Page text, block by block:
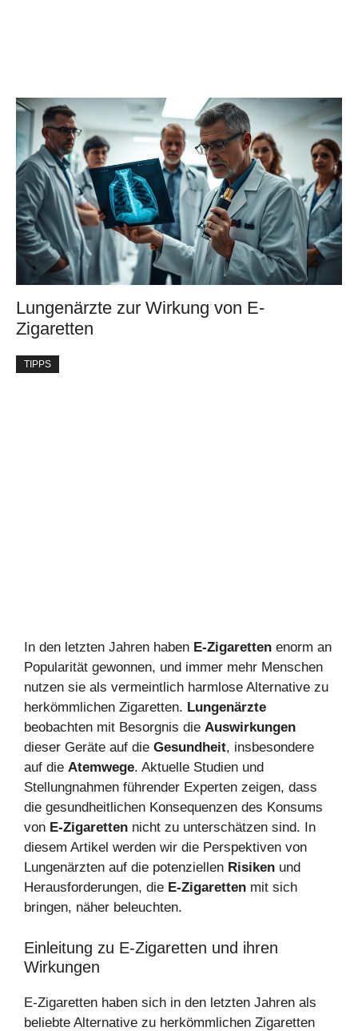
Lungenärzte zur Wirkung von E-
Zigaretten
TIPPS
In den letzten Jahren haben E-Zigaretten enorm an
Popularität gewonnen, und immer mehr Menschen
nutzen sie als vermeintlich harmlose Alternative zu
herkömmlichen Zigaretten. Lungenärzte
beobachten mit Besorgnis die Auswirkungen
dieser Geräte auf die Gesundheit, insbesondere
auf die Atemwege. Aktuelle Studien und
Stellungnahmen führender Experten zeigen, dass
die gesundheitlichen Konsequenzen des Konsums
von E-Zigaretten nicht zu unterschätzen sind. In
diesem Artikel werden wir die Perspektiven von
Lungenärzten auf die potenziellen Risiken und
Herausforderungen, die E-Zigaretten mit sich
bringen, näher beleuchten.
Einleitung zu E-Zigaretten und ihren
Wirkungen
E-Zigaretten haben sich in den letzten Jahren als
beliebte Alternative zu herkömmlichen Zigaretten